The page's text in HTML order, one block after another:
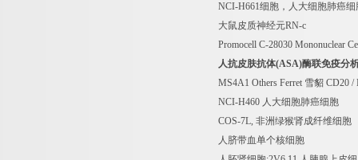
NCI-H661细胞，人大细胞肺癌细
大鼠皮质神经元RN-c
Promocell C-28030 Mononuclear
人抗皮肤抗体(ASA)酶联免疫分
MS4A1 Others Ferret 雪貂 CD20
NCI-H460 人大细胞肺癌细胞
COS-7L, 非洲绿猴肾成纤维细胞
人脐带血单个核细胞